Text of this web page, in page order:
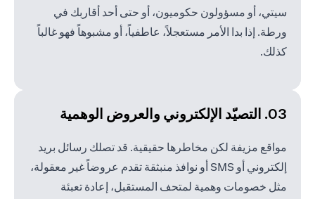
سيتي، أو مسؤولون حكوميون، أو حتى أحد أقاربك في
ورطة. إذا بدا الأمر مستعجلاً، عاطفياً، أو مشبوهاً فهو غالباً
كذلك.
03. التصيّد الإلكتروني والعروض الوهمية
مواقع مزيفة لكن مخاطرها حقيقية. قد تصلك رسائل بريد
إلكتروني أو SMS أو نوافذ منبثقة تقدم عروضاً غير معقولة،
مثل خصومات وهمية لمتحف المستقبل، إعادة تعبئة